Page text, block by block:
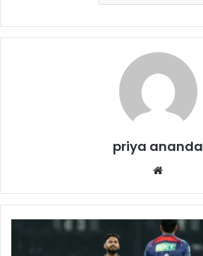
priya ananda
te